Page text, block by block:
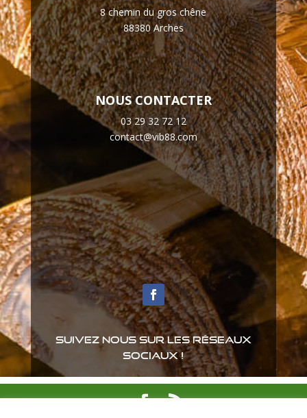
8 chemin du gros chêne
88380 Arches
NOUS CONTACTER
03 29 32 72 12
contact@vib88.com
Suivez nous sur les réseaux
sociaux !